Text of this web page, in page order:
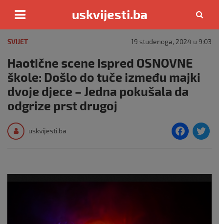
content
uskvijesti.ba
SVIJET 19 studenoga, 2024 u 9:03
Haotične scene ispred OSNOVNE
škole: Došlo do tuče između majki
dvoje djece – Jedna pokušala da
odgrize prst drugoj
uskvijesti.ba
F
e